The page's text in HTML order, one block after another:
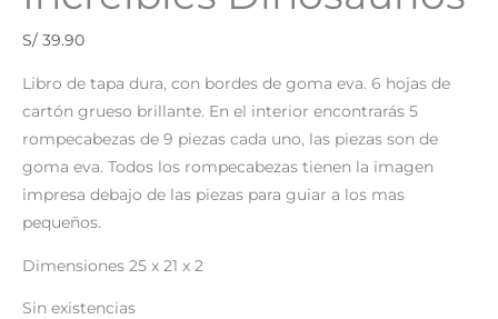
S/ 39.90
Libro de tapa dura, con bordes de goma eva. 6 hojas de
cartón grueso brillante. En el interior encontrarás 5
rompecabezas de 9 piezas cada uno, las piezas son de
goma eva. Todos los rompecabezas tienen la imagen
impresa debajo de las piezas para guiar a los mas
pequeños.
Dimensiones 25 x 21 x 2
Sin existencias